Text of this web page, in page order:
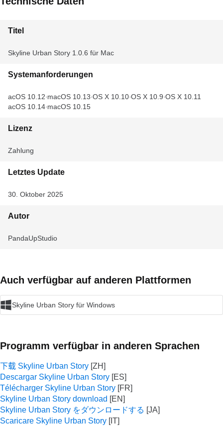
Titel
Skyline Urban Story 1.0.6 für Mac
Systemanforderungen
macOS 10.12 macOS 10.13 OS X 10.10 OS X 10.9 OS X 10.11
macOS 10.14 macOS 10.15
Lizenz
Zahlung
Letztes Update
30. Oktober 2025
Autor
PandaUpStudio
Auch verfügbar auf anderen Plattformen
Skyline Urban Story für Windows
Programm verfügbar in anderen Sprachen
下载 Skyline Urban Story
Descargar Skyline Urban Story
Télécharger Skyline Urban Story
Skyline Urban Story download
Skyline Urban Story をダウンロードする
Scaricare Skyline Urban Story